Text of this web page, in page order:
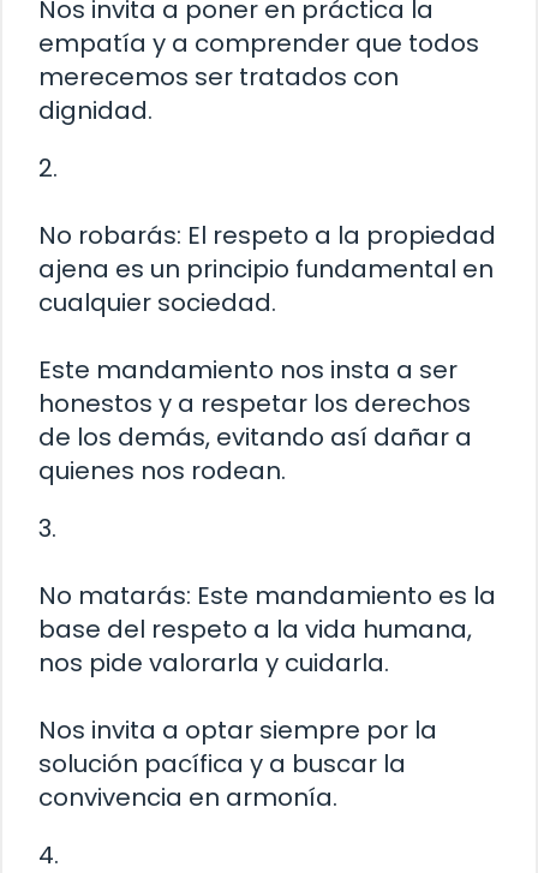
Nos invita a poner en práctica la
empatía y a comprender que todos
merecemos ser tratados con
dignidad.
2.
No robarás: El respeto a la propiedad
ajena es un principio fundamental en
cualquier sociedad.
Este mandamiento nos insta a ser
honestos y a respetar los derechos
de los demás, evitando así dañar a
quienes nos rodean.
3.
No matarás: Este mandamiento es la
base del respeto a la vida humana,
nos pide valorarla y cuidarla.
Nos invita a optar siempre por la
solución pacífica y a buscar la
convivencia en armonía.
4.